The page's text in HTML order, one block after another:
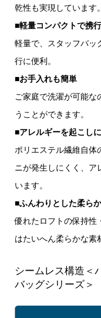
乾性も実現しています。
■軽量コンパクトで携
軽量で、スタッフバッ
行に便利。
■お手入れも簡単
ご家庭で洗濯が可能な
うことができます。
■アレルギーを起こし
ポリエステル繊維自体
ニが発生しにくく、ア
います。
■ふんわりとした柔ら
優れたロフトの保持性
はたいへん柔らかな素
シームレス構造＜
バッグシリーズ＞